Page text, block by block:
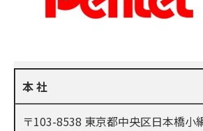
本 社
〒103-8538 東京都中央区日本橋小